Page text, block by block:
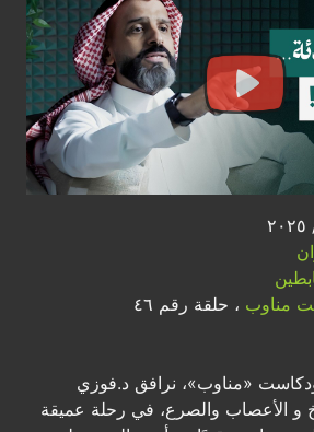
مناوب ، حلقة رقم ٤٦
«مناوب»، نرافق د.فوزي
و الأعصاب والصرع، في رحلة عميقة